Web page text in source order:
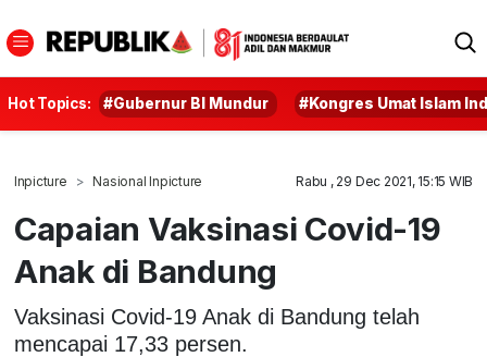
Hot Topics: #Gubernur BI Mundur #Kongres Umat Islam
Inpicture Nasional Inpicture Rabu , 29 Dec 2021, 15:15 WIB
Capaian Vaksinasi Covid-19
Anak di Bandung
Vaksinasi Covid-19 Anak di Bandung telah
mencapai 17,33 persen.